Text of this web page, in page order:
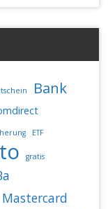
Bank
ETF
gratis
Mastercard